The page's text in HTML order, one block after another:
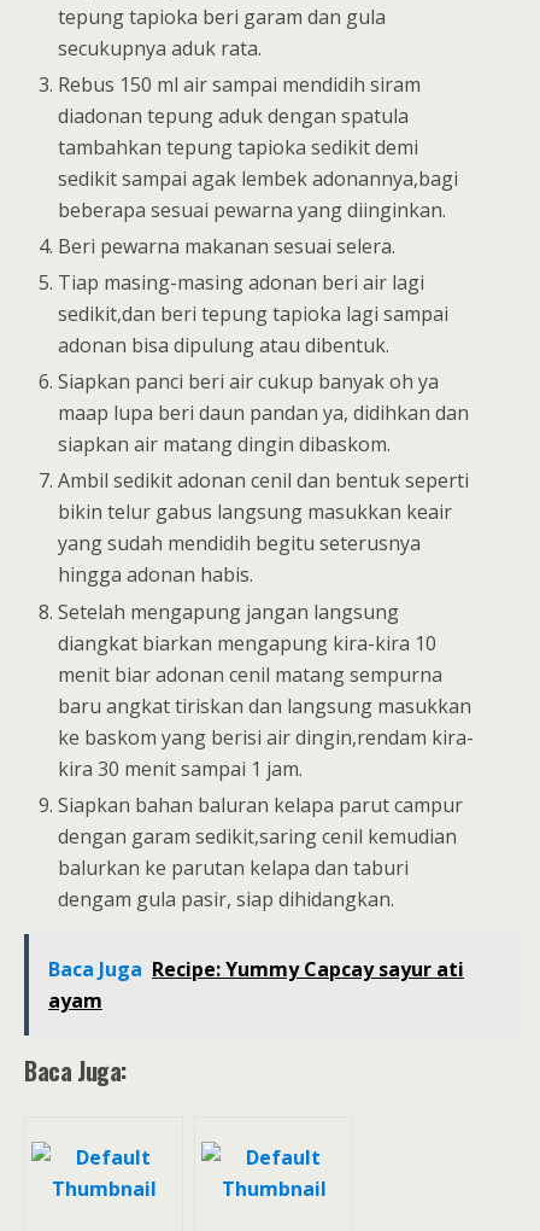
tepung tapioka beri garam dan gula
secukupnya aduk rata.
Rebus 150 ml air sampai mendidih siram
diadonan tepung aduk dengan spatula
tambahkan tepung tapioka sedikit demi
sedikit sampai agak lembek adonannya,bagi
beberapa sesuai pewarna yang diinginkan.
Beri pewarna makanan sesuai selera.
Tiap masing-masing adonan beri air lagi
sedikit,dan beri tepung tapioka lagi sampai
adonan bisa dipulung atau dibentuk.
Siapkan panci beri air cukup banyak oh ya
maap lupa beri daun pandan ya, didihkan dan
siapkan air matang dingin dibaskom.
Ambil sedikit adonan cenil dan bentuk seperti
bikin telur gabus langsung masukkan keair
yang sudah mendidih begitu seterusnya
hingga adonan habis.
Setelah mengapung jangan langsung
diangkat biarkan mengapung kira-kira 10
menit biar adonan cenil matang sempurna
baru angkat tiriskan dan langsung masukkan
ke baskom yang berisi air dingin,rendam kira-
kira 30 menit sampai 1 jam.
Siapkan bahan baluran kelapa parut campur
dengan garam sedikit,saring cenil kemudian
balurkan ke parutan kelapa dan taburi
dengam gula pasir, siap dihidangkan.
Baca Juga Recipe: Yummy Capcay sayur ati
ayam
Baca Juga: